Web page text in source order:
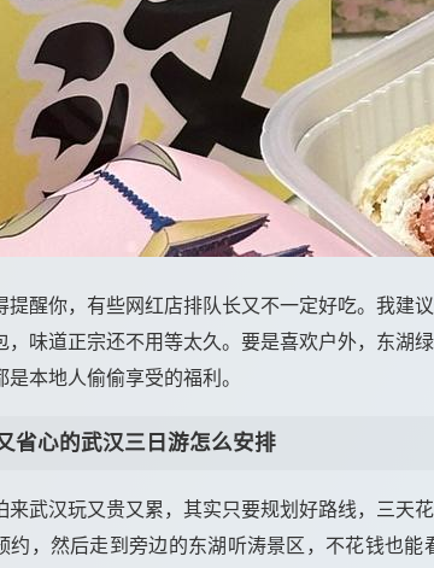
提醒你，有些网红店排队长又不一定好吃。我建
，味道正宗还不用等太久。要是喜欢户外，东湖
是本地人偷偷享受的福利。
省心的武汉三日游怎么安排
来武汉玩又贵又累，其实只要规划好路线，三天
约，然后走到旁边的东湖听涛景区，不花钱也